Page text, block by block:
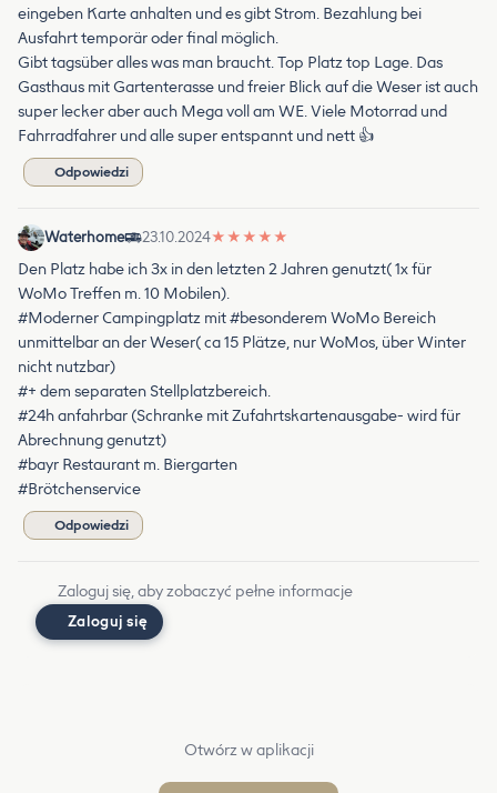
eingeben Karte anhalten und es gibt Strom. Bezahlung bei
Ausfahrt temporär oder final möglich.
Gibt tagsüber alles was man braucht. Top Platz top Lage. Das
Gasthaus mit Gartenterasse und freier Blick auf die Weser ist auch
super lecker aber auch Mega voll am WE. Viele Motorrad und
Fahrradfahrer und alle super entspannt und nett 👍
Odpowiedzi
Waterhome 23.10.2024★ ★ ★ ★ ★
Den Platz habe ich 3x in den letzten 2 Jahren genutzt( 1x für
WoMo Treffen m. 10 Mobilen).
#Moderner Campingplatz mit #besonderem WoMo Bereich
unmittelbar an der Weser( ca 15 Plätze, nur WoMos, über Winter
nicht nutzbar)
#+ dem separaten Stellplatzbereich.
#24h anfahrbar (Schranke mit Zufahrtskartenausgabe- wird für
Abrechnung genutzt)
#bayr Restaurant m. Biergarten
#Brötchenservice
Odpowiedzi
Zaloguj się, aby zobaczyć pełne informacje
Zaloguj się
Otwórz w aplikacji